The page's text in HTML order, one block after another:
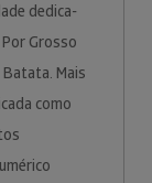
dedica-
Grosso
Mais
como